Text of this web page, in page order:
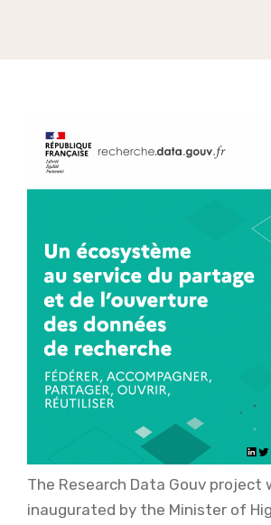
The Research Data Gouv project
inaugurated by the Minister of